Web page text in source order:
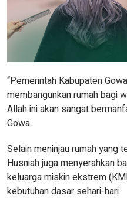
“Pemerintah Kabupaten
membangunkan rumah bagi
Allah ini akan sangat
Gowa.
Selain meninjau rumah yang
Husniah juga menyerahkan
keluarga miskin ekstrem
kebutuhan dasar sehari-hari.